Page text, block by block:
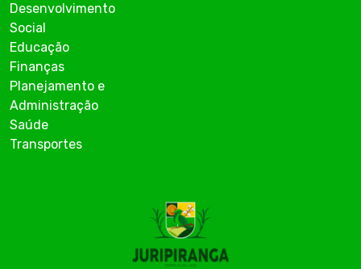
Desenvolvimento
Social
Educação
Finanças
Planejamento e
Administração
Saúde
Transportes